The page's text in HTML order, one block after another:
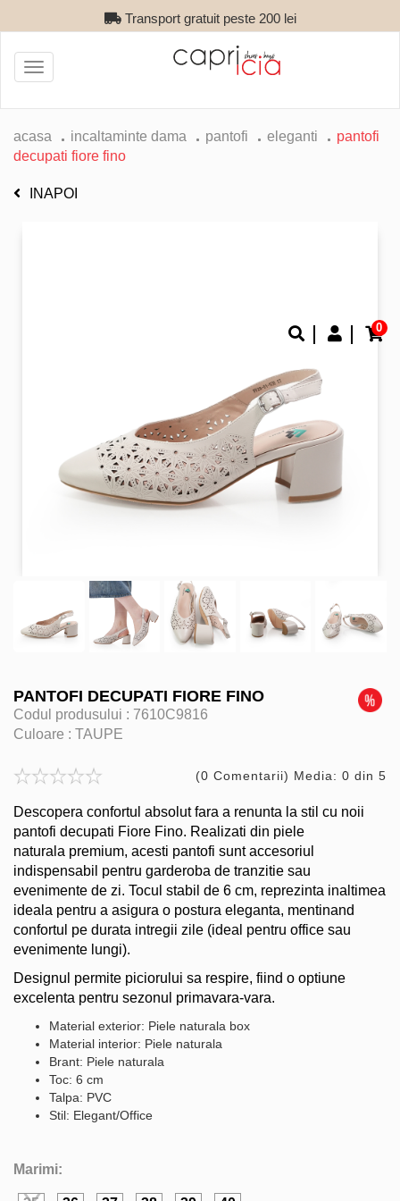
Transport gratuit peste 200 lei
0
Toggle
navigation
acasa incaltaminte dama pantofi eleganti
pantofi
decupati fiore fino
INAPOI
PANTOFI DECUPATI FIORE FINO
Codul produsului : 7610C9816
Culoare : TAUPE
(0 Comentarii) Media: 0 din 5
Descopera confortul absolut fara a renunta la stil cu noii
pantofi decupati Fiore Fino. Realizati din piele
naturala premium, acesti pantofi sunt accesoriul
indispensabil pentru garderoba de tranzitie sau
evenimente de zi. Tocul stabil de 6 cm, reprezinta inaltimea
ideala pentru a asigura o postura eleganta, mentinand
confortul pe durata intregii zile (ideal pentru office sau
evenimente lungi).
Designul permite piciorului sa respire, fiind o optiune
excelenta pentru sezonul primavara-vara.
Material exterior: Piele naturala box
Material interior: Piele naturala
Brant: Piele naturala
Toc: 6 cm
Talpa: PVC
Stil: Elegant/Office
Marimi: